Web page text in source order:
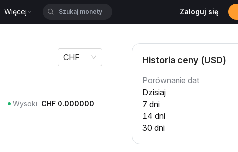
Więcej Zaloguj się
CHF
Wysoki CHF 0.000000
Historia ceny (USD)
Porównanie dat
Dzisiaj
7 dni
14 dni
30 dni